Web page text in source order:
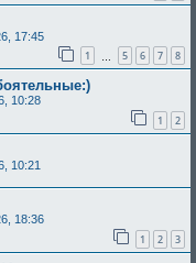
17:45
1 5 6 7 8
10:28
1 2
10:21
18:36
1 2 3